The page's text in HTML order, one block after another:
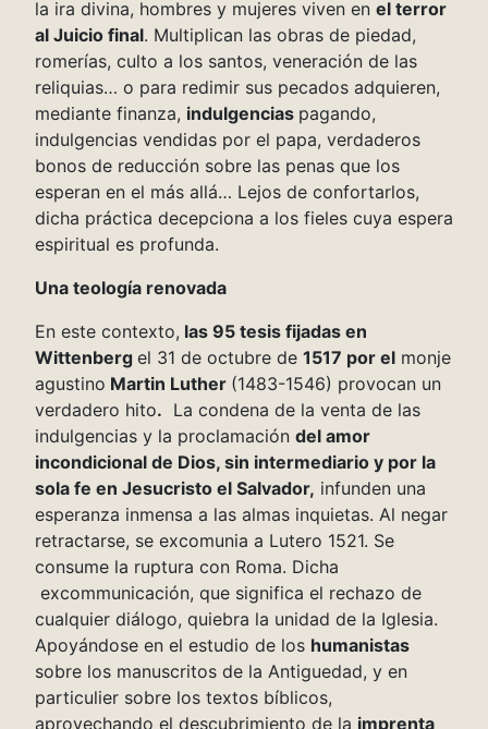
la ira divina, hombres y mujeres viven en el terror
al Juicio final. Multiplican las obras de piedad,
romerías, culto a los santos, veneración de las
reliquias… o para redimir sus pecados adquieren,
mediante finanza, indulgencias pagando,
indulgencias vendidas por el papa, verdaderos
bonos de reducción sobre las penas que los
esperan en el más allá… Lejos de confortarlos,
dicha práctica decepciona a los fieles cuya espera
espiritual es profunda.
Una teología renovada
En este contexto, las 95 tesis fijadas en
Wittenberg el 31 de octubre de 1517 por el monje
agustino Martin Luther (1483-1546) provocan un
verdadero hito. La condena de la venta de las
indulgencias y la proclamación del amor
incondicional de Dios, sin intermediario y por la
sola fe en Jesucristo el Salvador, infunden una
esperanza inmensa a las almas inquietas. Al negar
retractarse, se excomunia a Lutero 1521. Se
consume la ruptura con Roma. Dicha
excommunicación, que significa el rechazo de
cualquier diálogo, quiebra la unidad de la Iglesia.
Apoyándose en el estudio de los humanistas
sobre los manuscritos de la Antiguedad, y en
particulier sobre los textos bíblicos,
aprovechando el descubrimiento de la imprenta